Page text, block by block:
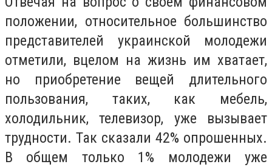
положении, относительное большинство
представителей украинской молодежи
отметили, вцелом на жизнь им хватает,
но приобретение вещей длительного
пользования, таких, как мебель,
холодильник, телевизор, уже вызывает
трудности. Так сказали 42% опрошенных.
В общем только 1% молодежи уже